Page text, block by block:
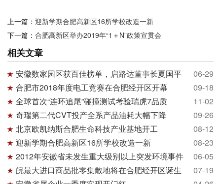
上一篇： 迎新学期合肥高新区16所学校改造一新
下一篇： 合肥高新区举办2019年“1＋N”政策宣贯会
相关文章
06-29
安徽数家园区获百佳榜单，启路达董事长夏国平
09-18
合肥市2018年度电工竞赛在合肥经开区开幕
11-02
全球首次“连环追尾”碰撞测试考验瑞虎7品质
09-26
奇瑞第二代CVT投产全系产品油耗大幅下降
08-12
北京欧凯纳斯合肥生命科技产业基地开工
08-23
迎新学期合肥高新区16所学校改造一新
06-05
2012年安徽省未发生重大级别以上突发环境事件
07-19
皖最大进口商品批零集散地将在合肥经开区诞生